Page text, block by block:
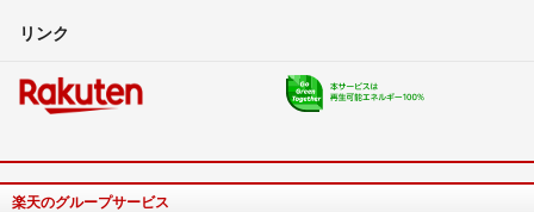
リンク
楽天のグループサービス